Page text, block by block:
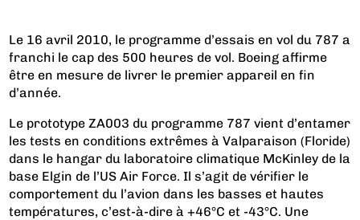
Le 16 avril 2010, le programme d’essais en vol du 787 a
franchi le cap des 500 heures de vol. Boeing affirme
être en mesure de livrer le premier appareil en fin
d’année.
Le prototype ZA003 du programme 787 vient d’entamer
les tests en conditions extrêmes à Valparaison (Floride)
dans le hangar du laboratoire climatique McKinley de la
base Elgin de l’US Air Force. Il s’agit de vérifier le
comportement du l’avion dans les basses et hautes
températures, c’est-à-dire à +46°C et -43°C. Une